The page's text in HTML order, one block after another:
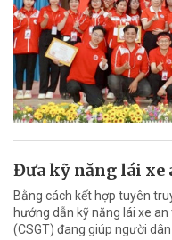
Đưa kỹ năng lái xe
Bằng cách kết hợp tuyên
hướng dẫn kỹ năng lái xe
(CSGT) đang giúp người